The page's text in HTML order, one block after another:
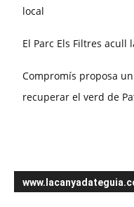
local
El Parc Els Filtres acull
Compromís proposa
recuperar el verd de